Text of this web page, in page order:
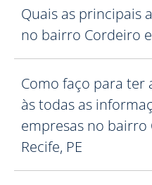
Quais as principais
no bairro Cordeiro
Como faço para ter
às todas as
empresas no bairro
Recife, PE